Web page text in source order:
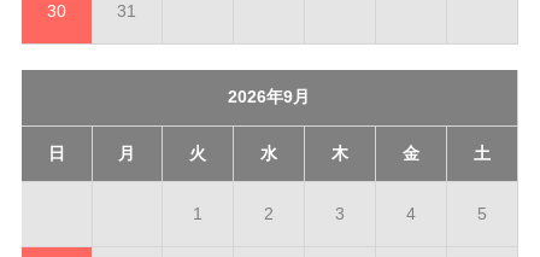
30 31
2026年9月
日 月 火 水 木 金 土
1 2 3 4 5